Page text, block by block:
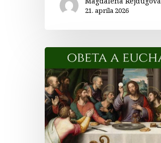
21. apríla 2026
Kristus
a
Eucharistia